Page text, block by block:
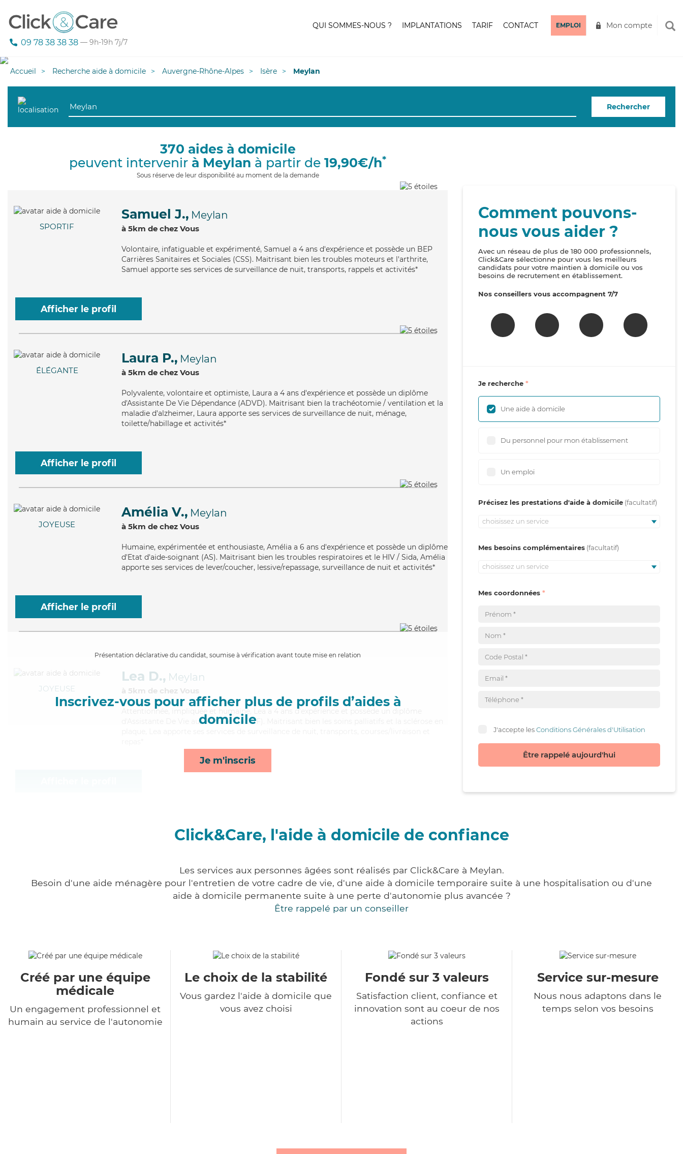
09 78 38 38 38 — 9h-19h 7j/7
QUI SOMMES-NOUS ? IMPLANTATIONS TARIF CONTACT EMPLOI Mon compte
Accueil Recherche aide à domicile Auvergne-Rhône-Alpes Isère Meylan
Rechercher
370 aides à domicile
peuvent intervenir à Meylan à partir de 19,90€/h*
Sous réserve de leur disponibilité au moment de la demande
SPORTIF
Samuel J., Meylan
à 5km de chez Vous
Volontaire, infatiguable et expérimenté, Samuel a 4 ans d'expérience et possède un BEP
Carrières Sanitaires et Sociales (CSS). Maitrisant bien les troubles moteurs et l'arthrite,
Samuel apporte ses services de surveillance de nuit, transports, rappels et activités*
Afficher le profil
ÉLÉGANTE
Laura P., Meylan
à 5km de chez Vous
Polyvalente, volontaire et optimiste, Laura a 4 ans d'expérience et possède un diplôme
d'Assistante De Vie Dépendance (ADVD). Maitrisant bien la trachéotomie / ventilation et la
maladie d'alzheimer, Laura apporte ses services de surveillance de nuit, ménage,
toilette/habillage et activités*
Afficher le profil
JOYEUSE
Amélia V., Meylan
à 5km de chez Vous
Humaine, expérimentée et enthousiaste, Amélia a 6 ans d'expérience et possède un diplôme
d'Etat d'aide-soignant (AS). Maitrisant bien les troubles respiratoires et le HIV / Sida, Amélia
apporte ses services de lever/coucher, lessive/repassage, surveillance de nuit et activités*
Afficher le profil
Présentation déclarative du candidat, soumise à vérification avant toute mise en relation
Inscrivez-vous pour afficher plus de profils d’aides à
domicile
Je m'inscris
JOYEUSE
Lea D., Meylan
à 5km de chez Vous
Attentionnée
, impliquée et humaine, Lea a 4 ans d'expérience et possède un diplôme
d'Assistante De Vie aux Familles (ADVF). Maitrisant bien les soins palliatifs et la sclérose en
Comment pouvons-
nous vous aider ?
Avec un réseau de plus de 180 000 professionnels,
Click&Care sélectionne pour vous les meilleurs
candidats pour votre maintien à domicile ou vos
besoins de recrutement en établissement.
Nos conseillers vous accompagnent 7/7
Je recherche
Une aide à domicile
Du personnel pour mon établissement
Un emploi
Précisez les prestations d'aide à domicile
choisissez un service
Mes besoins complémentaires
choisissez un service
Mes coordonnées
J'accepte lesConditions Générales d'Utilisation
Être rappelé aujourd'hui
Click&Care, l'aide à domicile de confiance
Les services aux personnes âgées sont réalisés par Click&Care à Meylan.
Besoin d'une aide ménagère pour l'entretien de votre cadre de vie, d'une aide à domicile temporaire suite à une hospitalisation ou d'une
aide à domicile permanente suite à une perte d'autonomie plus avancée ?
Être rappelé par un conseiller
Créé par une équipe
médicale
Un engagement professionnel et
humain au service de l'autonomie
Le choix de la stabilité
Vous gardez l'aide à domicile que
vous avez choisi
Fondé sur 3 valeurs
Satisfaction client, confiance et
innovation sont au coeur de nos
actions
Service sur-mesure
Nous nous adaptons dans le
temps selon vos besoins